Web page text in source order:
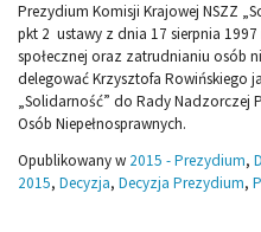
Prezydium Komisji Krajowej NSZZ
pkt 2 ustawy z dnia 17 sierpnia
społecznej oraz zatrudnianiu osób
delegować Krzysztofa Rowińskiego
„Solidarność” do Rady Nadzorczej
Osób Niepełnosprawnych.
Opublikowany w 2015 - Prezydium,
2015, Decyzja, Decyzja Prezydium,